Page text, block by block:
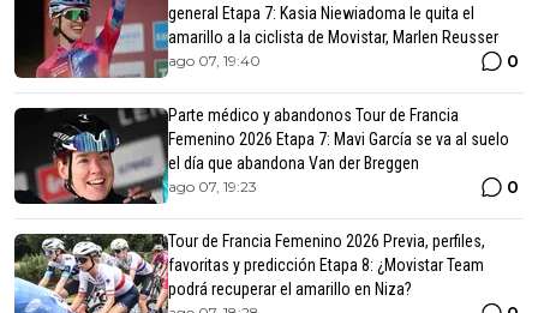
general Etapa 7: Kasia Niewiadoma le quita el
amarillo a la ciclista de Movistar, Marlen Reusser
ago 07, 19:40 0
Parte médico y abandonos Tour de Francia
Femenino 2026 Etapa 7: Mavi García se va al suelo
el día que abandona Van der Breggen
ago 07, 19:23 0
Tour de Francia Femenino 2026 Previa, perfiles,
favoritas y predicción Etapa 8: ¿Movistar Team
podrá recuperar el amarillo en Niza?